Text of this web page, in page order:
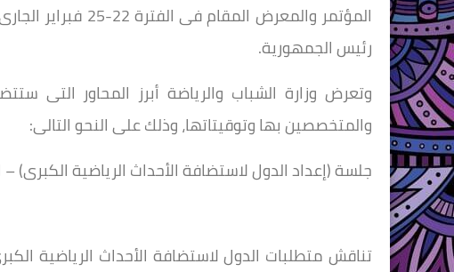
المؤتمر والمعرض
رئيس الجمهورية.
وتعرض وزارة الشباب والرياضة أبرز المحاور التى
والمتخصصين بها وتوقيتاتها، وذلك على النحو التالى:
جلسة (إعداد الدول لاستضافة الأحداث الرياضية الكبرى) –
تناقش متطلبات الدول لاستضافة الأحداث الرياضية